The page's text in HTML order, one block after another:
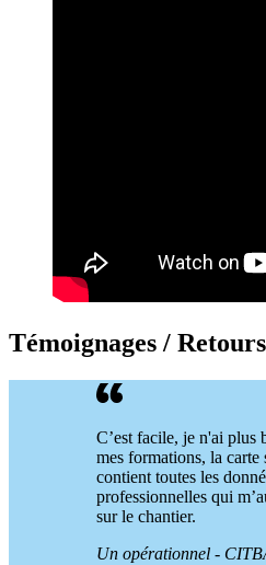
Témoignages /
C’est facile, je n'ai plus
mes formations, la carte
contient toutes les
professionnelles qui
sur le chantier.
Un opérationnel -